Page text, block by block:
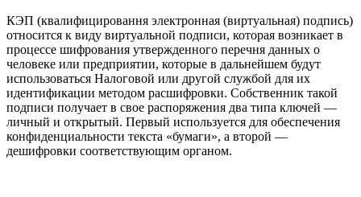
КЭП (квалифицировання электронная (виртуальная) подпись)
относится к виду виртуальной подписи, которая возникает в
процессе шифрования утвержденного перечня данных о
человеке или предприятии, которые в дальнейшем будут
использоваться Налоговой или другой службой для их
идентификации методом расшифровки. Собственник такой
подписи получает в свое распоряжения два типа ключей —
личный и открытый. Первый используется для обеспечения
конфиденциальности текста «бумаги», а второй —
дешифровки соответствующим органом.